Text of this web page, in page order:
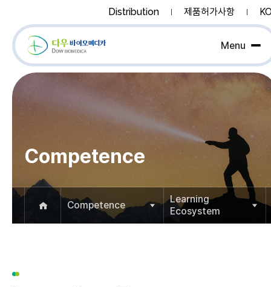
Distribution 제품허가사항
Competence
Competence
Learning
Ecosystem